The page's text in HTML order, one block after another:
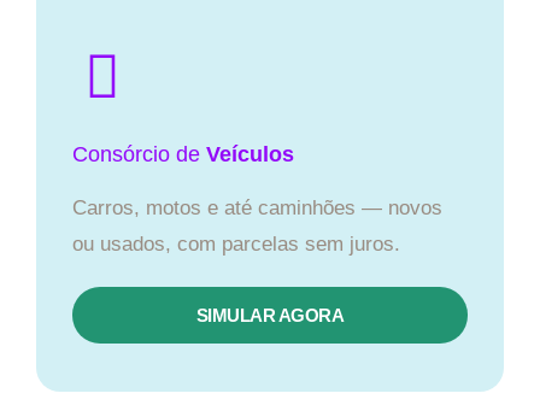
Consórcio de Veículos
Carros, motos e até caminhões — novos
ou usados, com parcelas sem juros.
SIMULAR AGORA